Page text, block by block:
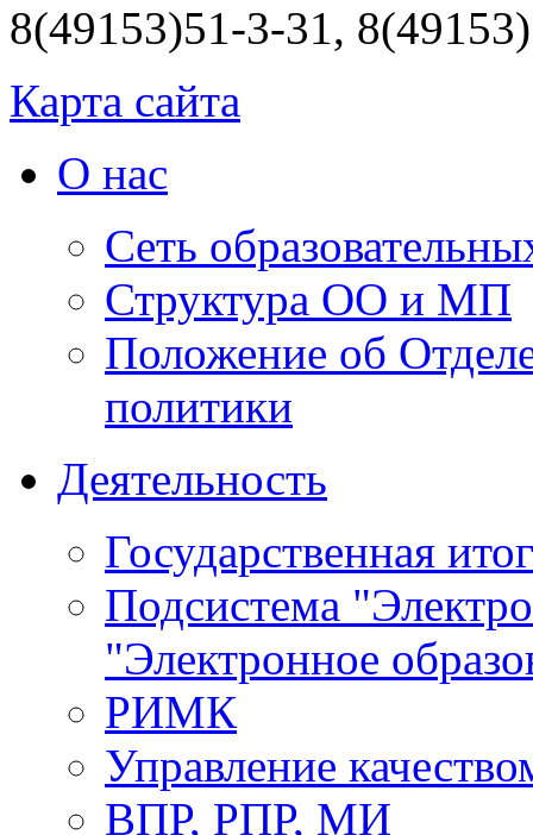
8(49153)51-3-31,
Карта сайта
О нас
Сеть
Структура ОО и МП
Положение об
политики
Деятельность
Государственная
Подсистема
"Электронное
РИМК
Управление
ВПР, РПР, МИ